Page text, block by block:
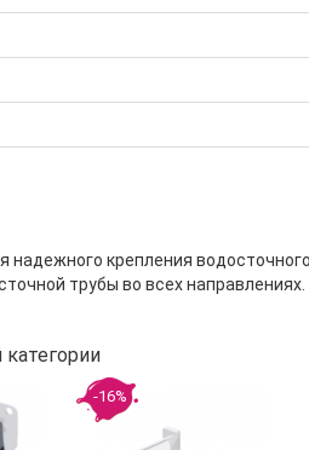
надежного крепления
трубы во всех направлениях.
-16%